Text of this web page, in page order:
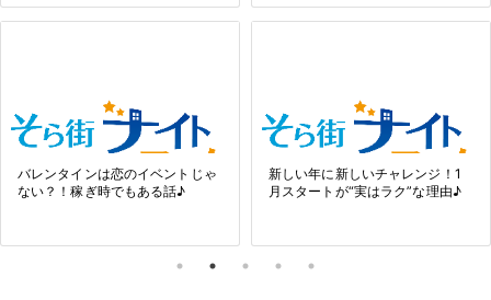
バレンタインは恋のイベントじゃ
ない？！稼ぎ時でもある話♪
新しい年に新しいチャレンジ！1
月スタートが“実はラク”な理由♪